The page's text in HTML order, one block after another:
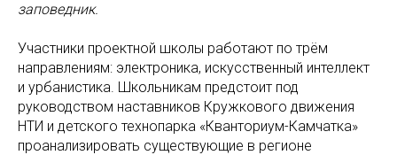
заповедник.
Участники проектной школы работают по трём
направлениям: электроника, искусственный интеллект
и урбанистика. Школьникам предстоит под
руководством наставников Кружкового движения
НТИ и детского технопарка «Кванториум-Камчатка»
проанализировать существующие в регионе